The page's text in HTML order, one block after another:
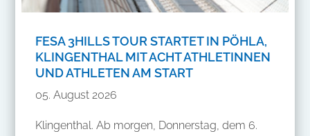
FESA 3HILLS TOUR STARTET IN PÖHLA,
KLINGENTHAL MIT ACHT ATHLETINNEN
UND ATHLETEN AM START
05. August 2026
Klingenthal. Ab morgen, Donnerstag, dem 6.